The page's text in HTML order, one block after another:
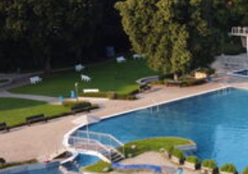
Eintrittspreise